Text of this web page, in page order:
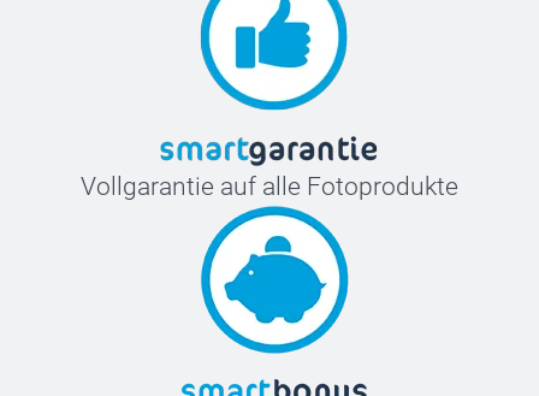
Vollgarantie auf alle Fotoprodukte